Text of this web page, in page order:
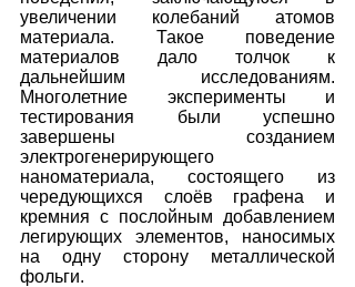
увеличении колебаний атомов
материала. Такое поведение
материалов дало толчок к
дальнейшим исследованиям.
Многолетние эксперименты и
тестирования были успешно
завершены созданием
электрогенерирующего
наноматериала, состоящего из
чередующихся слоёв графена и
кремния с послойным добавлением
легирующих элементов, наносимых
на одну сторону металлической
фольги.